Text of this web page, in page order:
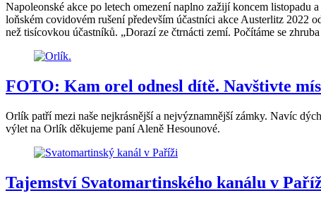
Napoleonské akce po letech omezení naplno zažijí koncem
loňském covidovém rušení především účastníci akce Austerlitz 2022
než tisícovkou účastníků. „Dorazí ze čtrnácti zemí. Počítáme se
FOTO: Kam orel odnesl dítě. Navštivte
Orlík patří mezi naše nejkrásnější a nejvýznamnější zámky. Navíc
výlet na Orlík děkujeme paní Aleně Hesounové.
Tajemství Svatomartinského kanálu v